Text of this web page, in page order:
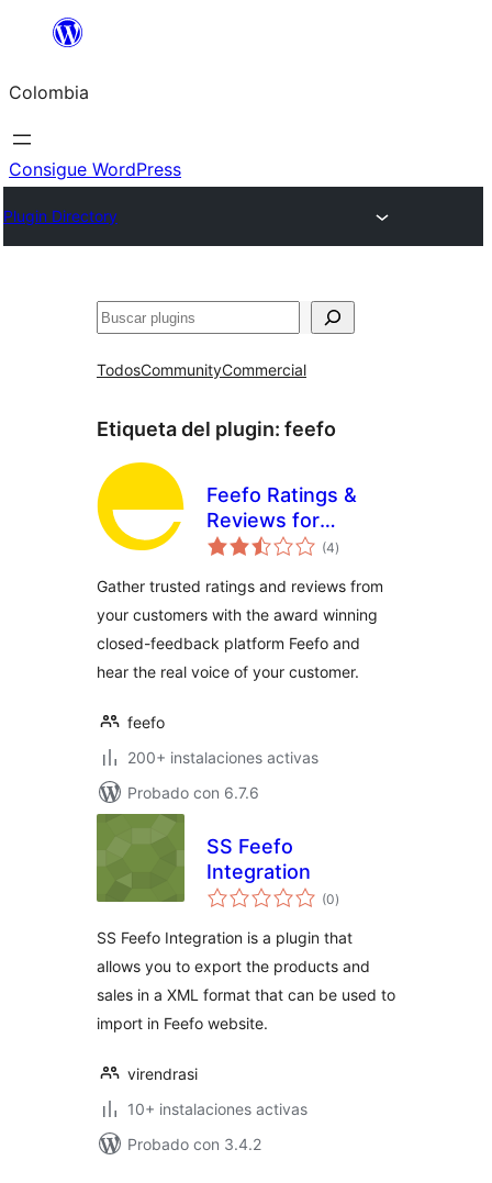
Saltar
contenido
Colombia
Consigue WordPress
Plugin Directory
Buscar
TodosCommunityCommercial
Etiqueta del plugin: feefo
Feefo Ratings &
Reviews for
WooCommerce
(4total
de
)
Gather trusted ratings and reviews from
your customers with the award winning
closed-feedback platform Feefo and
hear the real voice of your customer.
feefo
200+ instalaciones activas
Probado con 6.7.6
SS Feefo
Integration
(0total
de
)
SS Feefo Integration is a plugin that
allows you to export the products and
sales in a XML format that can be used to
import in Feefo website.
virendrasi
10+ instalaciones activas
Probado con 3.4.2